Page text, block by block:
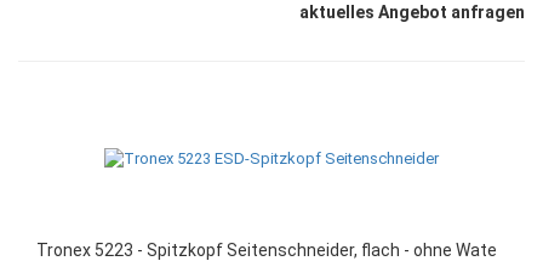
aktuelles Angebot anfragen
Tronex 5223 - Spitzkopf Seitenschneider, flach - ohne Wate